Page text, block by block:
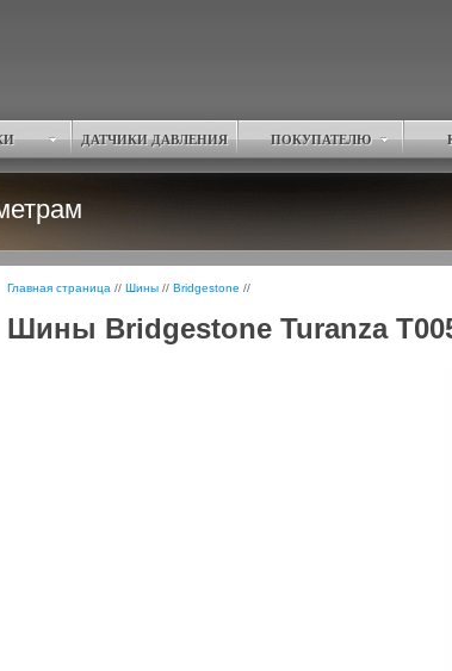
ДАТЧИКИ ДАВЛЕНИЯ ПОКУПАТЕЛЮ
Главная страница // Шины // Bridgestone //
Шины Bridgestone Turanza